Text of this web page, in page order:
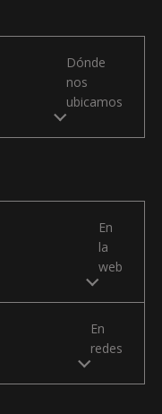
Dónde
nos
ubicamos
En
la
web
En
redes